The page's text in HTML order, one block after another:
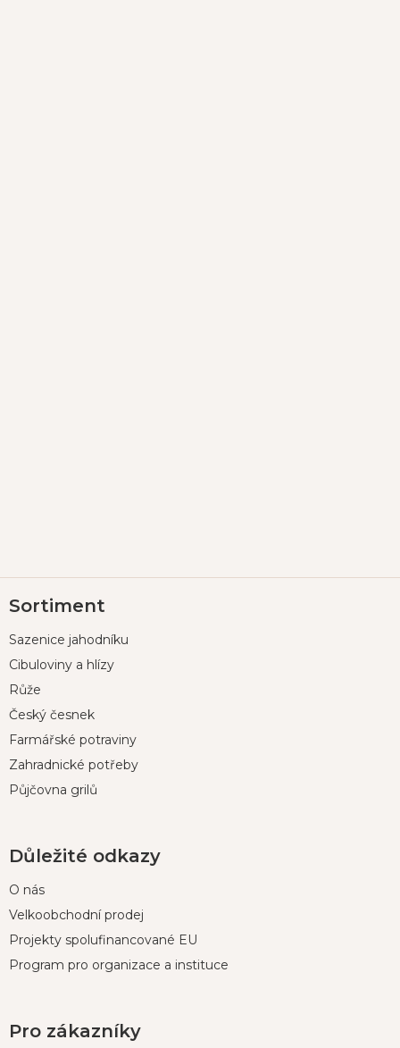
á
a
Sortiment
Sazenice jahodníku
Cibuloviny a hlízy
Růže
Český česnek
Farmářské potraviny
Zahradnické potřeby
Půjčovna grilů
Důležité odkazy
O nás
Velkoobchodní prodej
Projekty spolufinancované EU
Program pro organizace a instituce
Pro zákazníky